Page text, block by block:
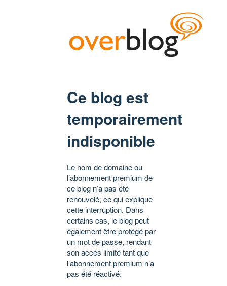
Ce blog est
temporairement
indisponible
Le nom de domaine ou
l’abonnement premium de
ce blog n’a pas été
renouvelé, ce qui explique
cette interruption. Dans
certains cas, le blog peut
également être protégé par
un mot de passe, rendant
son accès limité tant que
l’abonnement premium n’a
pas été réactivé.